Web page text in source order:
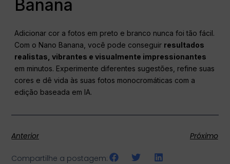
Banana
Adicionar cor a fotos em preto e branco nunca foi tão fácil.
Com o Nano Banana, você pode conseguir resultados
realistas, vibrantes e visualmente impressionantes
em minutos. Experimente diferentes sugestões, refine suas
cores e dê vida às suas fotos monocromáticas com a
edição baseada em IA.
Anterior Próximo
Compartilhe a postagem: